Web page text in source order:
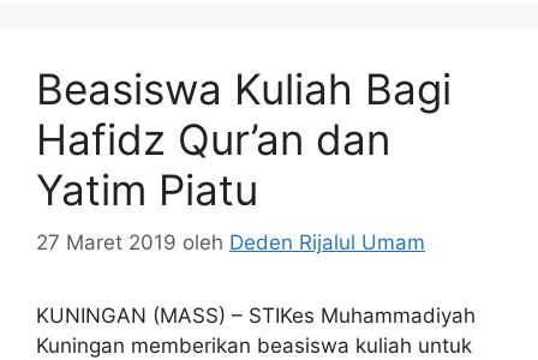
Beasiswa Kuliah Bagi
Hafidz Qur’an dan
Yatim Piatu
27 Maret 2019 oleh Deden Rijalul Umam
KUNINGAN (MASS) – STIKes Muhammadiyah
Kuningan memberikan beasiswa kuliah untuk